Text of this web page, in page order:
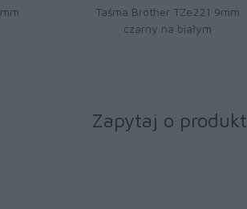
Taśma Brother TZe221 9mm
czarny na białym
Zapytaj o produkt